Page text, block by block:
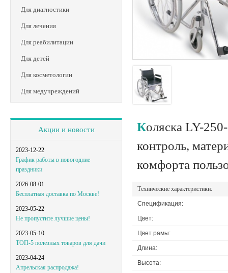
Для диагностики
Для лечения
Для реабилитации
Для детей
Для косметологии
Для медучреждений
Акции и новости
2023-12-22
График работы в новогодние
праздники
2026-08-01
Бесплатная доставка по Москве!
2023-05-22
Не пропустите лучшие цены!
2023-05-10
ТОП-5 полезных товаров для дачи
2023-04-24
Апрельская распродажа!
Коляска LY-250-681 выполнена из качественных, прошедших повышенный
контроль,
комфорта
Технические характеристики:
Спецификация:
Цвет:
Цвет рамы:
Длина:
Высота: